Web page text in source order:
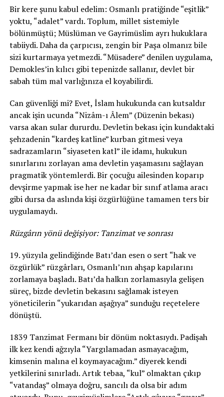
Bir kere şunu kabul edelim: Osmanlı pratiğinde “eşitlik”
yoktu, “adalet” vardı. Toplum, millet sistemiyle
bölünmüştü; Müslüman ve Gayrimüslim ayrı hukuklara
tabiiydi. Daha da çarpıcısı, zengin bir Paşa olmanız bile
sizi kurtarmaya yetmezdi. “Müsadere” denilen uygulama,
Demokles’in kılıcı gibi tepenizde sallanır, devlet bir
sabah tüm mal varlığınıza el koyabilirdi.
Can güvenliği mi? Evet, İslam hukukunda can kutsaldır
ancak işin ucunda “Nizâm-ı Âlem” (Düzenin bekası)
varsa akan sular dururdu. Devletin bekası için kundaktaki
şehzadenin “kardeş katline” kurban gitmesi veya
sadrazamların “siyaseten katl” ile idamı, hukukun
sınırlarını zorlayan ama devletin yaşamasını sağlayan
pragmatik yöntemlerdi. Bir çocuğu ailesinden koparıp
devşirme yapmak ise her ne kadar bir sınıf atlama aracı
gibi dursa da aslında kişi özgürlüğüne tamamen ters bir
uygulamaydı.
Rüzgârın yönü değişiyor: Tanzimat ve sonrası
19. yüzyıla gelindiğinde Batı’dan esen o sert “hak ve
özgürlük” rüzgârları, Osmanlı’nın ahşap kapılarını
zorlamaya başladı. Batı’da halkın zorlamasıyla gelişen
süreç, bizde devletin bekasını sağlamak isteyen
yöneticilerin “yukarıdan aşağıya” sunduğu reçetelere
dönüştü.
1839 Tanzimat Fermanı bir dönüm noktasıydı. Padişah
ilk kez kendi ağzıyla “Yargılamadan asmayacağım,
kimsenin malına el koymayacağım.” diyerek kendi
yetkilerini sınırladı. Artık tebaa, “kul” olmaktan çıkıp
“vatandaş” olmaya doğru, sancılı da olsa bir adım